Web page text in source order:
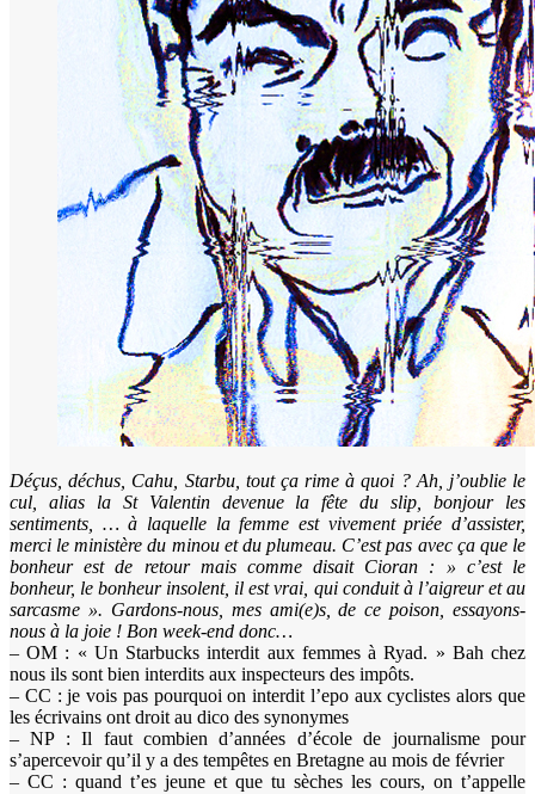
Déçus, déchus, Cahu, Starbu, tout ça rime à quoi ? Ah, j’oublie le
cul, alias la St Valentin devenue la fête du slip, bonjour les
sentiments, … à laquelle la femme est vivement priée d’assister,
merci le ministère du minou et du plumeau. C’est pas avec ça que le
bonheur est de retour mais comme disait Cioran : » c’est le
bonheur, le bonheur insolent, il est vrai, qui conduit à l’aigreur et au
sarcasme ». Gardons-nous, mes ami(e)s, de ce poison, essayons-
nous à la joie ! Bon week-end donc…
– OM : « Un Starbucks interdit aux femmes à Ryad. » Bah chez
nous ils sont bien interdits aux inspecteurs des impôts.
– CC : je vois pas pourquoi on interdit l’epo aux cyclistes alors que
les écrivains ont droit au dico des synonymes
– NP : Il faut combien d’années d’école de journalisme pour
s’apercevoir qu’il y a des tempêtes en Bretagne au mois de février
– CC : quand t’es jeune et que tu sèches les cours, on t’appelle